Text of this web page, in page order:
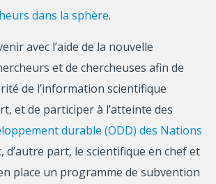
dans la sphère.
avec l’aide de la nouvelle
et de chercheuses afin de
de l’information scientifique
et de participer à l’atteinte des
durable (ODD) des Nations
d’autre part, le scientifique en chef et
place un programme de subvention